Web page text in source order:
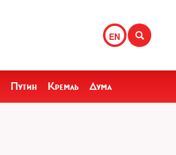
EN
Путин Кремль Дума